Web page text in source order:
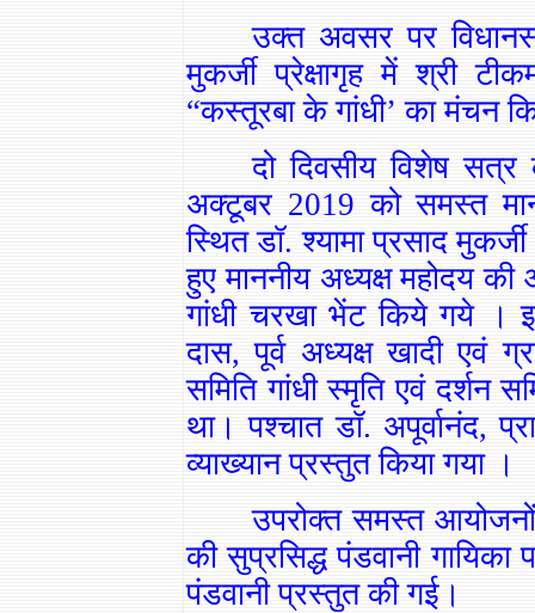
उक्त अवसर पर
मुकर्जी प्रेक्षागृह में श्री
“कस्तूरबा के गांधी’ का मंचन
दो दिवसीय विशेष सत्र
अक्टूबर 2019 को समस्त
स्थित डॉ. श्यामा प्रसाद
हुए माननीय अध्यक्ष महोदय
गांधी चरखा भेंट किये गये ।
दास, पूर्व अध्यक्ष खादी एवं
समिति गांधी स्मृति एवं दर्शन
था। पश्चात डॉ. अपूर्वानंद,
व्याख्यान प्रस्तुत किया गया ।
उपरोक्त समस्त
की सुप्रसिद्ध पंडवानी गायिका
पंडवानी प्रस्तुत की गई।